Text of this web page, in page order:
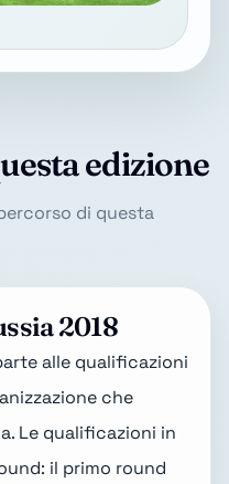
edizione
di questa
2018
alle qualificazioni
che
Le qualificazioni in
il primo round